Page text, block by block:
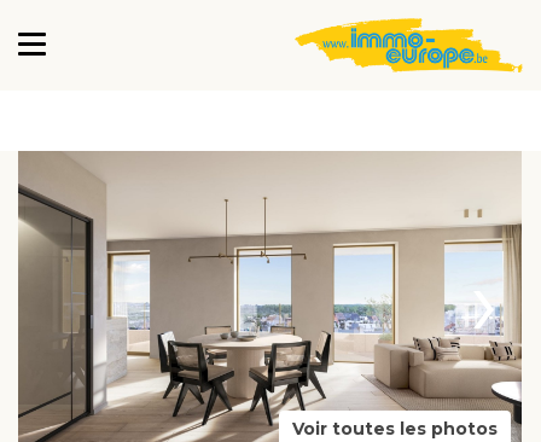
›
Voir toutes les photos